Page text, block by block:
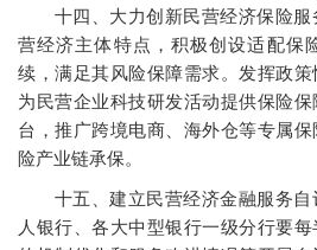
十四、大力创新民营经济保险
营经济主体特点，积极创设适配保
续，满足其风险保障需求。发挥政策
为民营企业科技研发活动提供保险
台，推广跨境电商、海外仓等专属
险产业链承保。
十五、建立民营经济金融服务
人银行、各大中型银行一级分行要